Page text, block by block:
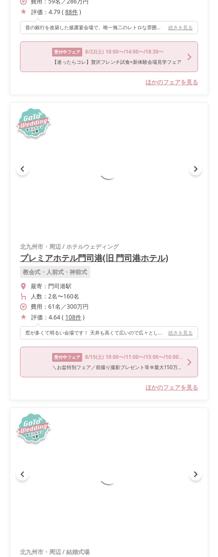
評価： 4.79( 88件)
昔の銀行を改築した披露宴会場で、唯一無二のレトロな雰囲気を楽しむことができます。 高砂に着いて乾杯すると同時に後ろのカーテンが開き、ステンドグラスに囲まれた大きな窓から自然光がたっぷり入り、会場全体が明るくなりました。 会場は二階にあるため、最初の入場は後ろの扉から、再入場は階段を使って登場するなど、場所を変えての入場ができます。 続きを見る
受付中フェア 8/22(土) 10:00〜/14:00〜/18:30〜
【迷ったらコレ】贅沢フレンチ試食×新体験会場見学フェア
ほかのフェアを見る
北九州市・周辺/ホテルウェディング
プレミアホテル門司港(旧 門司港ホテル)
教会式・人前式・神前式
最寄： 門司港駅
人数： 2名〜160名
費用： 61名 ／300万円
評価： 4.64( 108件)
窓が多くて明るい会場です！ 天井も高くて広いので広々としています。窓枠がティファニーブルーで素敵です！ 続きを見る
受付中フェア 8/15(土) 10:00〜/11:00〜/15:00〜/16:00〜
＼お盆特別フェア／前撮り撮影プレゼント等☆最大150万特典
ほかのフェアを見る
北九州市・周辺/結婚式場